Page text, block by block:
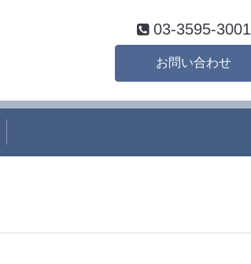
03-3595-3001
お問い合わせ